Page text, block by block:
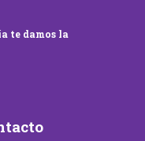
te damos la